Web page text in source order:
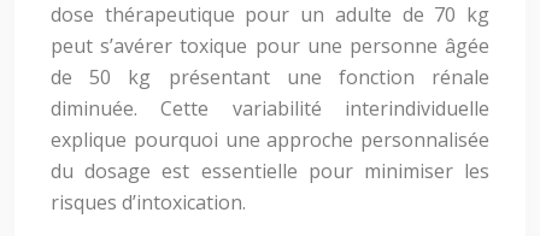
dose thérapeutique pour un adulte de 70 kg
peut s’avérer toxique pour une personne âgée
de 50 kg présentant une fonction rénale
diminuée. Cette variabilité interindividuelle
explique pourquoi une approche personnalisée
du dosage est essentielle pour minimiser les
risques d’intoxication.